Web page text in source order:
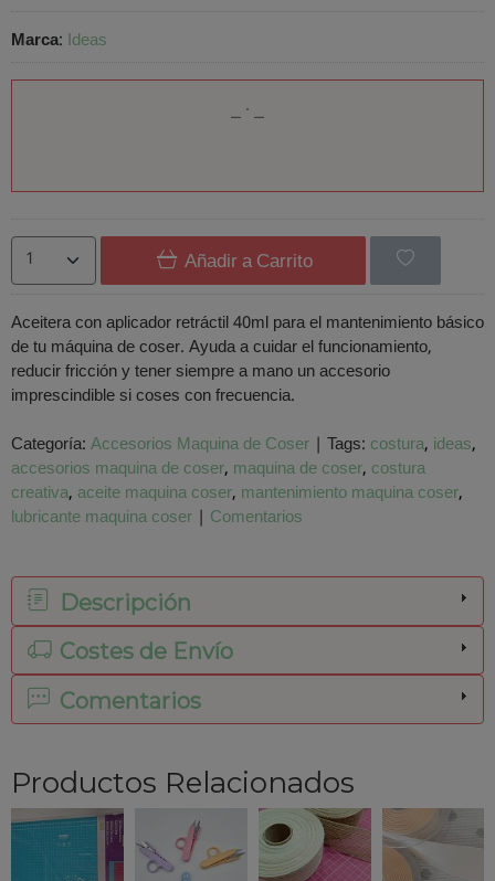
Marca: Ideas
Añadir a Carrito
Aceitera con aplicador retráctil 40ml para el mantenimiento básico
de tu máquina de coser. Ayuda a cuidar el funcionamiento,
reducir fricción y tener siempre a mano un accesorio
imprescindible si coses con frecuencia.
Categoría:Accesorios Maquina de Coser | Tags: costura ideas
accesorios maquina de coser maquina de coser costura
creativa aceite maquina coser mantenimiento maquina coser
lubricante maquina coser | Comentarios
Descripción
Costes de Envío
Comentarios
Productos Relacionados